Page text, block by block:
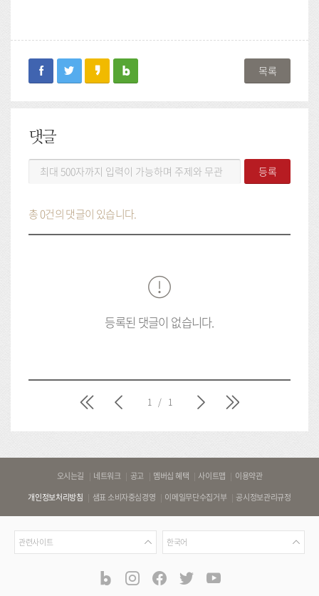
facebooktwitter kakaostoryblog 목록
댓글
록
등록
총 0건의 댓글이 있습니다.
등록된 댓글이 없습니다.
처
음
1 / 1
막
오시는길 네트워크 공고 멤버십 혜택 사이트맵
이용약관
개인정보처리방침
샘표 소비자중심경영 이메일무단수집거부 공시정보관리규정
관
련
관련사이트
언
어
한국어
blog instagramfacebook
twitter